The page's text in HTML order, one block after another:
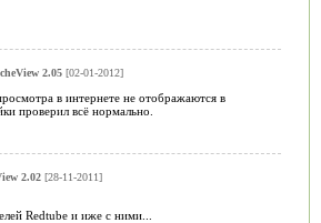
2.05[02-01-2012]
в интернете не отображаются в
проверил всё нормально.
2.02[28-11-2011]
Redtube и иже с ними...